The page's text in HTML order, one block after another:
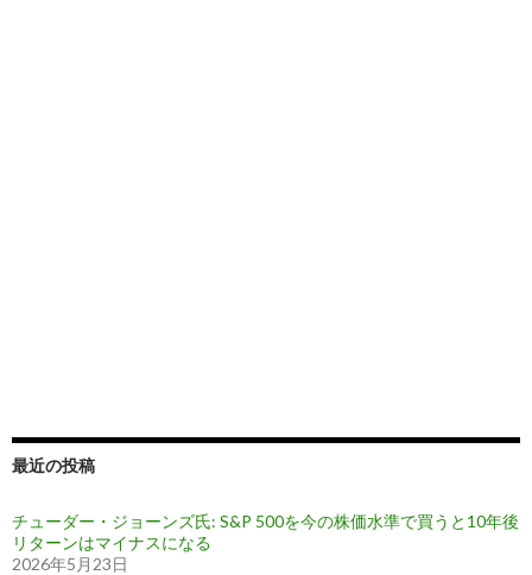
最近の投稿
チューダー・ジョーンズ氏: S&P 500を今の株価水準で買うと10年後
リターンはマイナスになる
2026年5月23日